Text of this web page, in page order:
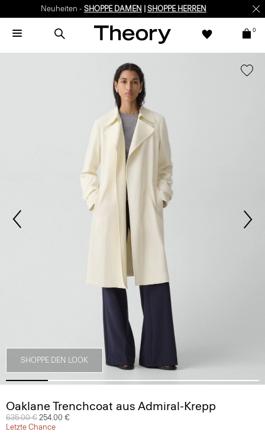
Neuheiten - SHOPPE DAMEN SHOPPE HERREN
0
SHOPPE DEN LOOK
Oaklane Trenchcoat aus Admiral-Krepp
Preis reduziert von
635.00 € auf
254.00 €
Letzte Chance